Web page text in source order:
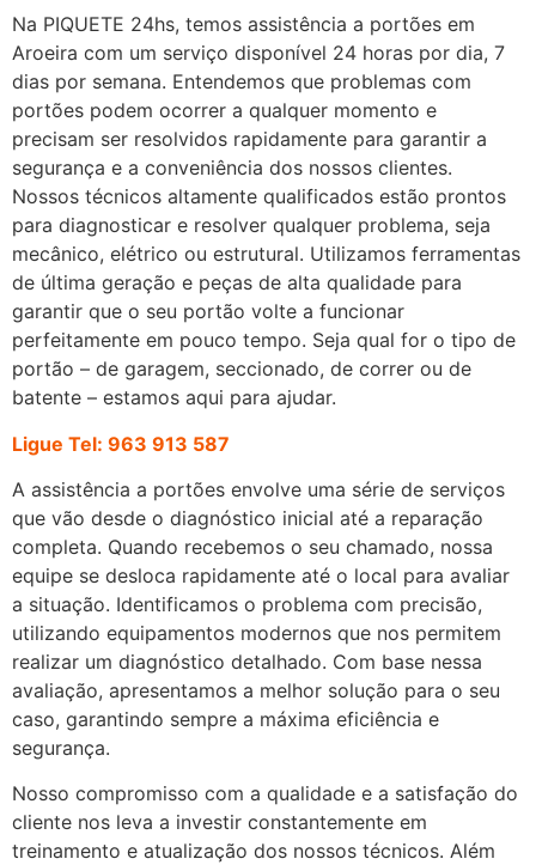
Na PIQUETE 24hs, temos assistência a portões em
Aroeira com um serviço disponível 24 horas por dia, 7
dias por semana. Entendemos que problemas com
portões podem ocorrer a qualquer momento e
precisam ser resolvidos rapidamente para garantir a
segurança e a conveniência dos nossos clientes.
Nossos técnicos altamente qualificados estão prontos
para diagnosticar e resolver qualquer problema, seja
mecânico, elétrico ou estrutural. Utilizamos ferramentas
de última geração e peças de alta qualidade para
garantir que o seu portão volte a funcionar
perfeitamente em pouco tempo. Seja qual for o tipo de
portão – de garagem, seccionado, de correr ou de
batente – estamos aqui para ajudar.
Ligue Tel: 963 913 587
A assistência a portões envolve uma série de serviços
que vão desde o diagnóstico inicial até a reparação
completa. Quando recebemos o seu chamado, nossa
equipe se desloca rapidamente até o local para avaliar
a situação. Identificamos o problema com precisão,
utilizando equipamentos modernos que nos permitem
realizar um diagnóstico detalhado. Com base nessa
avaliação, apresentamos a melhor solução para o seu
caso, garantindo sempre a máxima eficiência e
segurança.
Nosso compromisso com a qualidade e a satisfação do
cliente nos leva a investir constantemente em
treinamento e atualização dos nossos técnicos. Além